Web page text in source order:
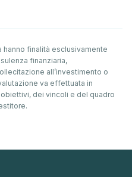
hanno finalità esclusivamente
finanziaria,
all’investimento o
va effettuata in
dei vincoli e del quadro